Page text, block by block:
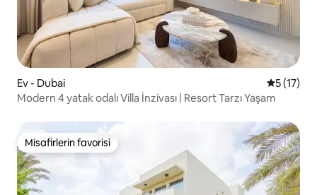
Ev - Dubai 55 (17)
Modern 4 yatak odalı Villa İnzivası | Resort Tarzı Yaşam
Misafirlerin favorisi
Misafirlerin favorisi